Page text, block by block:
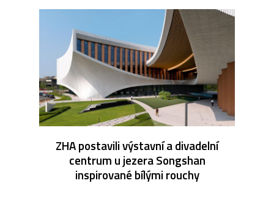
ZHA postavili výstavní a divadelní
centrum u jezera Songshan
inspirované bílými rouchy